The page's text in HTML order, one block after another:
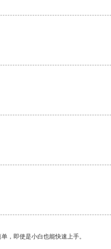
，即使是小白也能快速上手。